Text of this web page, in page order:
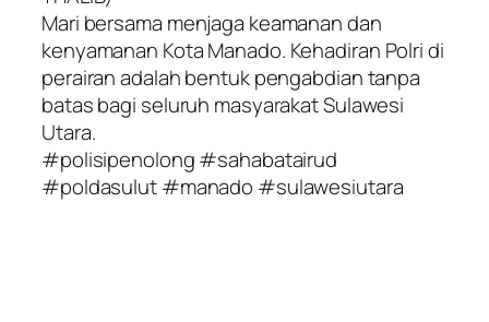
Mari bersama menjaga keamanan dan
kenyamanan Kota Manado. Kehadiran Polri di
perairan adalah bentuk pengabdian tanpa
batas bagi seluruh masyarakat Sulawesi
Utara.
#polisipenolong #sahabatairud
#poldasulut #manado #sulawesiutara